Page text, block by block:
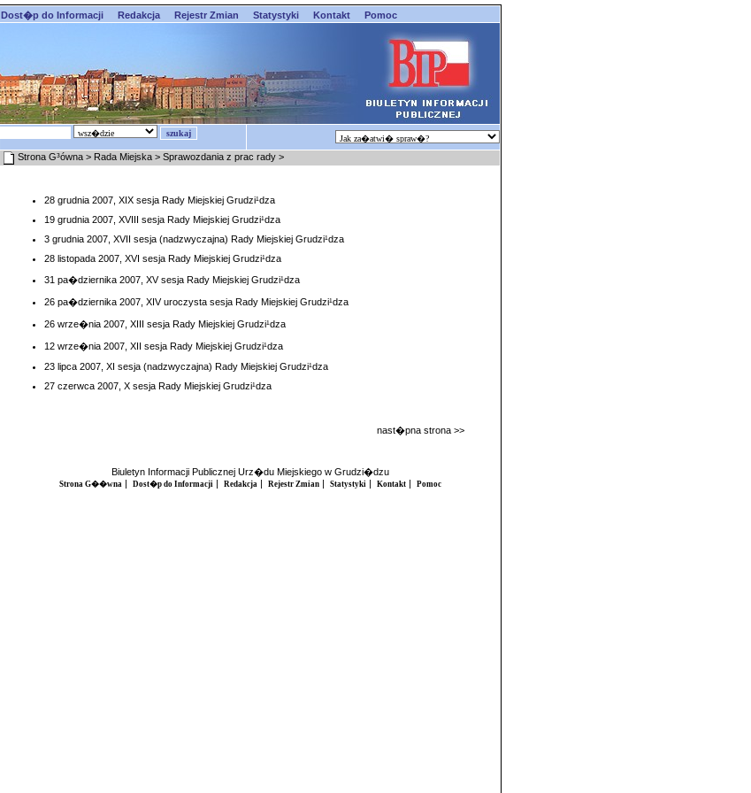
Dost�p do Informacji Redakcja Rejestr Zmian Statystyki Kontakt Pomoc
Strona G³ówna > Rada Miejska > Sprawozdania z prac rady >
28 grudnia 2007, XIX sesja Rady Miejskiej Grudzi¹dza
19 grudnia 2007, XVIII sesja Rady Miejskiej Grudzi¹dza
3 grudnia 2007, XVII sesja (nadzwyczajna) Rady Miejskiej Grudzi¹dza
28 listopada 2007, XVI sesja Rady Miejskiej Grudzi¹dza
31 pa�dziernika 2007, XV sesja Rady Miejskiej Grudzi¹dza
26 pa�dziernika 2007, XIV uroczysta sesja Rady Miejskiej Grudzi¹dza
26 wrze�nia 2007, XIII sesja Rady Miejskiej Grudzi¹dza
12 wrze�nia 2007, XII sesja Rady Miejskiej Grudzi¹dza
23 lipca 2007, XI sesja (nadzwyczajna) Rady Miejskiej Grudzi¹dza
27 czerwca 2007, X sesja Rady Miejskiej Grudzi¹dza
nast�pna strona >>
Biuletyn Informacji Publicznej Urz�du Miejskiego w Grudzi�dzu
Strona G��wna | Dost�p do Informacji | Redakcja | Rejestr Zmian| Statystyki | Kontakt| Pomoc